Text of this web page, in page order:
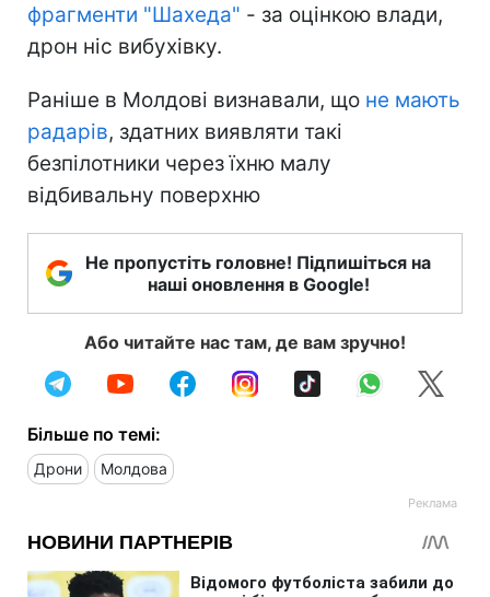
фрагменти "Шахеда" - за оцінкою влади,
дрон ніс вибухівку.
Раніше в Молдові визнавали, що не мають
радарів, здатних виявляти такі
безпілотники через їхню малу
відбивальну поверхню
Не пропустіть головне! Підпишіться на
наші оновлення в Google!
Або читайте нас там, де вам зручно!
Більше по темі:
Дрони Молдова